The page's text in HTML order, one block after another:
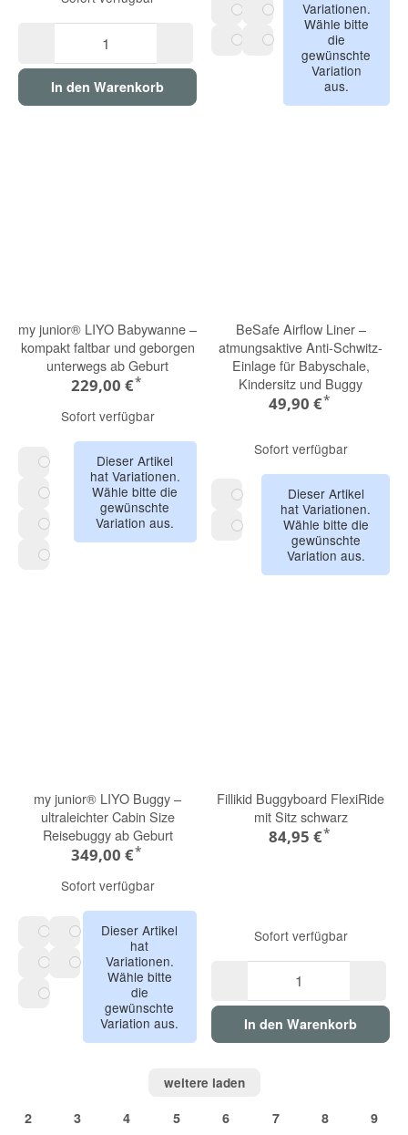
In den Warenkorb
sage green
forest green
Variationen.
Wähle bitte
die
gewünschte
Variation
aus.
my junior® LIYO Babywanne –
kompakt faltbar und geborgen
unterwegs ab Geburt
229,00 €*
Sofort verfügbar
Mocca Brown
Sandstone Beige
Olive Green
Dieser Artikel
hat Variationen.
Wähle bitte die
gewünschte
Variation aus.
BeSafe Airflow Liner –
atmungsaktive Anti-Schwitz-
Einlage für Babyschale,
Kindersitz und Buggy
49,90 €*
Sofort verfügbar
Light Grey
Dieser Artikel
hat Variationen.
Wähle bitte die
gewünschte
Variation aus.
my junior® LIYO Buggy –
ultraleichter Cabin Size
Reisebuggy ab Geburt
349,00 €*
Sofort verfügbar
Sandstone Beige
Pure Black
Dieser Artikel
hat
Variationen.
Wähle bitte
die
gewünschte
Variation aus.
Fillikid Buggyboard FlexiRide
mit Sitz schwarz
84,95 €*
Sofort verfügbar
In den Warenkorb
weitere laden
2 3 4 5 6 7 8 9